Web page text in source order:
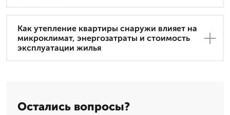
Как утепление квартиры снаружи влияет на
микроклимат, энергозатраты и стоимость
эксплуатации жилья
Остались вопросы?